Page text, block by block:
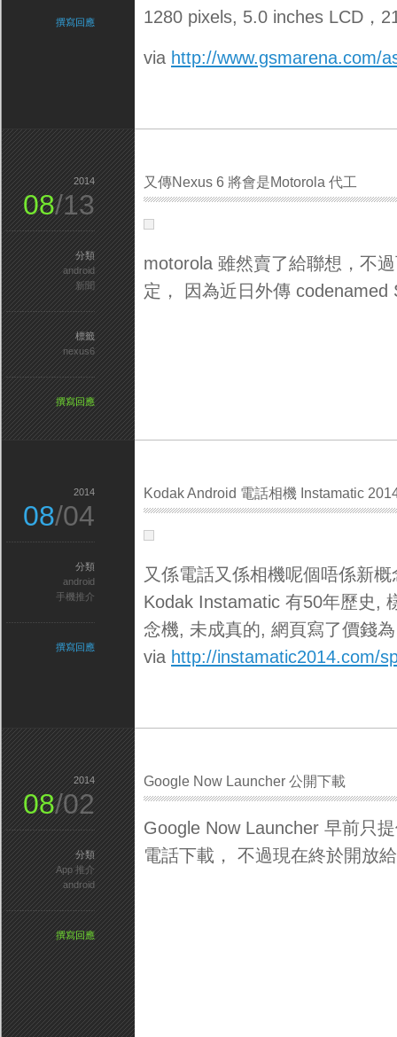
1280 pixels, 5.0 inches LCD，
via http://www.gsmarena.com/
撰寫回應
又傳Nexus 6 將會是Motorola 代工
motorola 雖然賣了給聯想，不
定， 因為近日外傳
2014
08/13
分類
android
新聞
標籤
nexus6
撰寫回應
Kodak Android 電話相機 Instamatic
又係電話又係相機呢個唔係新
Kodak Instamatic 有50年歷史,
念機, 未成真的, 網頁寫了價錢
via http://instamatic2014.com/
2014
08/04
分類
android
手機推介
撰寫回應
Google Now Launcher 公開下載
Google Now Launcher 早前只
電話下載， 不過現在終於開放
2014
08/02
分類
App 推介
android
撰寫回應